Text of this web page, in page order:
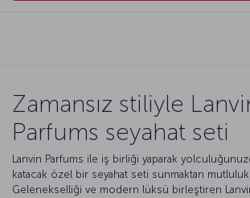
Zamansız stiliyle
Parfums seyahat seti
Lanvin Parfums ile iş birliği yaparak
katacak özel bir seyahat seti sunmaktan
Gelenekselliği ve modern lüksü birleştiren